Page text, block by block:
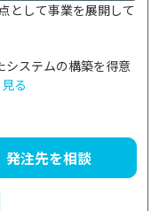
として事業を展開して
システムの構築を得意
る
発注先を相談